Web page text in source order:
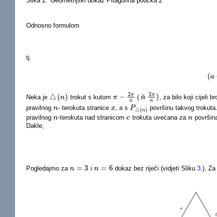
Odnosno formulom
tj.
(a
Neka je △(n)
△(n) trokut s kutom π − 2π
n
π−2πn ( ili 2π
n
)
2πn) , za bilo koji cijeli
pravilnog n
n - terokuta stranicex
x , a s P△(n)
P△ (n) površinu takvog
pravilnog n
n -terokuta nad stranicomc
c trokuta uvećana za n
n
Dakle,
Pogledajmo za n = 3
n= 3 i n = 6
n= 6 dokaz bez riječi (vidjeti Sliku3 .).